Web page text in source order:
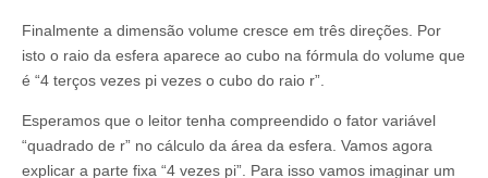
Finalmente a dimensão volume cresce em três direções. Por
isto o raio da esfera aparece ao cubo na fórmula do volume que
é “4 terços vezes pi vezes o cubo do raio r”.
Esperamos que o leitor tenha compreendido o fator variável
“quadrado de r” no cálculo da área da esfera. Vamos agora
explicar a parte fixa “4 vezes pi”. Para isso vamos imaginar um